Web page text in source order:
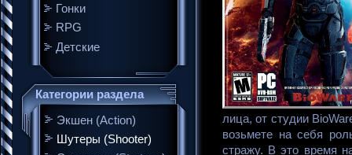
Гонки
RPG
Детские
Категории раздела
Экшен (Action)
Шутеры (Shooter)
лица, от студии
возьмете на себя
стражу. В это время